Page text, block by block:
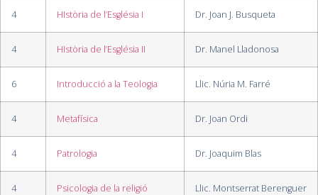
4 HIstòria de l’Església I Dr. Joan J. Busqueta
4 HIstòria de l’Església II Dr. Manel Lladonosa
6 Introducció a la Teologia Llic. Núria M. Farré
4 Metafísica Dr. Joan Ordi
4 Patrologia Dr. Joaquim Blas
4 Psicologia de la religió Llic. Montserrat Berenguer